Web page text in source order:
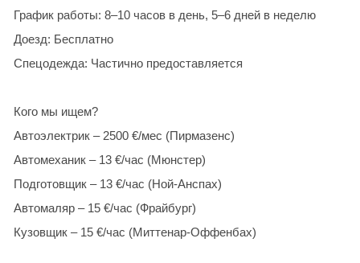
График работы: 8–10 часов в день, 5–6 дней в неделю
Доезд: Бесплатно
Спецодежда: Частично предоставляется
Кого мы ищем?
Автоэлектрик – 2500 €/мес (Пирмазенс)
Автомеханик – 13 €/час (Мюнстер)
Подготовщик – 13 €/час (Ной-Анспах)
Автомаляр – 15 €/час (Фрайбург)
Кузовщик – 15 €/час (Миттенар-Оффенбах)